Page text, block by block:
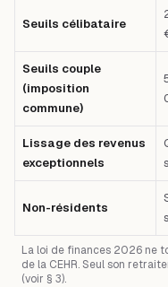
La loi de finances 2026 ne
de la CEHR. Seul son
(voir § 3).
Seuils célibataire
Seuils couple
(imposition
commune)
Lissage des revenus
exceptionnels
Non-résidents